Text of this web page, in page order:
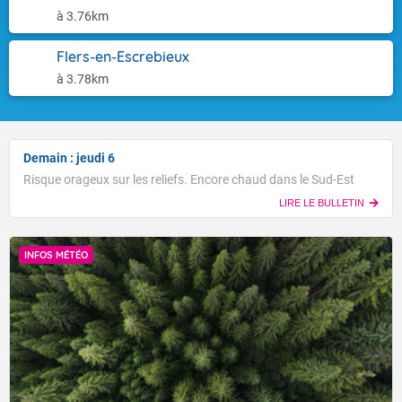
à 3.76km
Flers-en-Escrebieux
à 3.78km
Demain : jeudi 6
Risque orageux sur les reliefs. Encore chaud dans le Sud-Est
LIRE LE BULLETIN
INFOS MÉTÉO